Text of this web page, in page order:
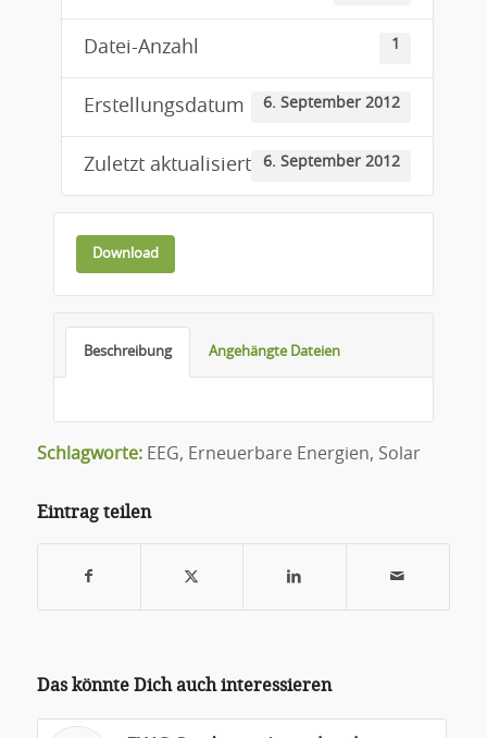
Datei-Anzahl 1
Erstellungsdatum 6. September 2012
Zuletzt aktualisiert 6. September 2012
Download
Beschreibung Angehängte Dateien
Schlagworte: EEG, Erneuerbare Energien, Solar
Eintrag teilen
Das könnte Dich auch interessieren